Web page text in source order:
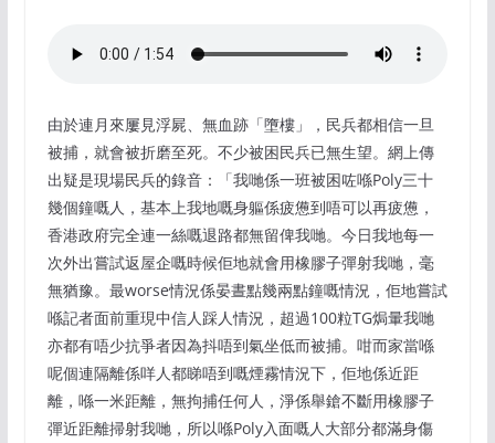
由於連月來屢見浮屍、無血跡「墮樓」，民兵都相信一旦
被捕，就會被折磨至死。不少被困民兵已無生望。網上傳
出疑是現場民兵的錄音：「我哋係一班被困咗喺Poly三十
幾個鐘嘅人，基本上我地嘅身軀係疲憊到唔可以再疲憊，
香港政府完全連一絲嘅退路都無留俾我哋。今日我地每一
次外出嘗試返屋企嘅時候佢地就會用橡膠子彈射我哋，毫
無猶豫。最worse情況係晏晝點幾兩點鐘嘅情況，佢地嘗試
喺記者面前重現中信人踩人情況，超過100粒TG焗暈我哋
亦都有唔少抗爭者因為抖唔到氣坐低而被捕。咁而家當喺
呢個連隔離係咩人都睇唔到嘅煙霧情況下，佢地係近距
離，喺一米距離，無拘捕任何人，淨係舉鎗不斷用橡膠子
彈近距離掃射我哋，所以喺Poly入面嘅人大部分都滿身傷